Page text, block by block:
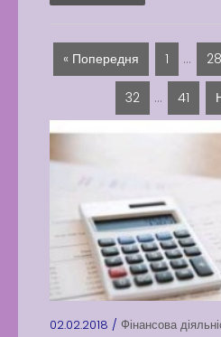
« Попередня 1 … 28
32 … 41
02.02.2018 / Фінансова